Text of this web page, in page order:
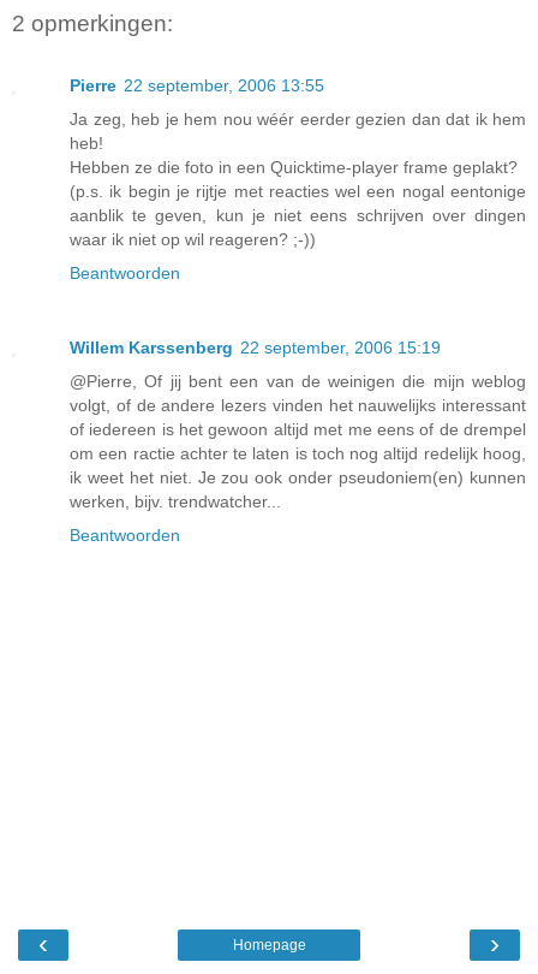
2 opmerkingen:
Pierre 22 september, 2006 13:55
Ja zeg, heb je hem nou wéér eerder gezien dan dat ik hem
heb!
Hebben ze die foto in een Quicktime-player frame geplakt?
(p.s. ik begin je rijtje met reacties wel een nogal eentonige
aanblik te geven, kun je niet eens schrijven over dingen
waar ik niet op wil reageren? ;-))
Beantwoorden
Willem Karssenberg 22 september, 2006 15:19
@Pierre, Of jij bent een van de weinigen die mijn weblog
volgt, of de andere lezers vinden het nauwelijks interessant
of iedereen is het gewoon altijd met me eens of de drempel
om een ractie achter te laten is toch nog altijd redelijk hoog,
ik weet het niet. Je zou ook onder pseudoniem(en) kunnen
werken, bijv. trendwatcher...
Beantwoorden
‹ ›
Homepage